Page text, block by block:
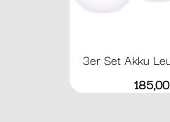
3er Set Akku
Preis